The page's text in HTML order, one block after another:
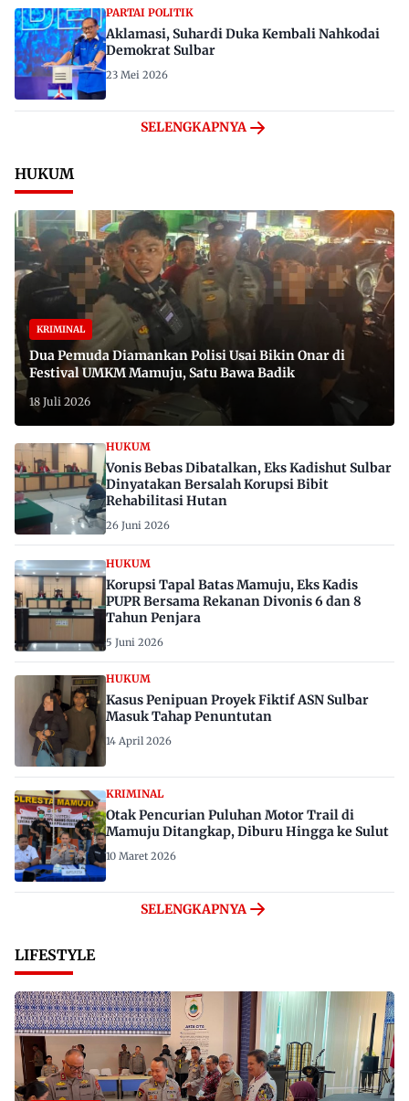
PARTAI POLITIK
Aklamasi, Suhardi Duka Kembali Nahkodai
Demokrat Sulbar
23 Mei 2026
SELENGKAPNYA
HUKUM
KRIMINAL
Dua Pemuda Diamankan Polisi Usai Bikin Onar di
Festival UMKM Mamuju, Satu Bawa Badik
18 Juli 2026
HUKUM
Vonis Bebas Dibatalkan, Eks Kadishut Sulbar
Dinyatakan Bersalah Korupsi Bibit
Rehabilitasi Hutan
26 Juni 2026
HUKUM
Korupsi Tapal Batas Mamuju, Eks Kadis
PUPR Bersama Rekanan Divonis 6 dan 8
Tahun Penjara
5 Juni 2026
HUKUM
Kasus Penipuan Proyek Fiktif ASN Sulbar
Masuk Tahap Penuntutan
14 April 2026
KRIMINAL
Otak Pencurian Puluhan Motor Trail di
Mamuju Ditangkap, Diburu Hingga ke Sulut
10 Maret 2026
SELENGKAPNYA
LIFESTYLE